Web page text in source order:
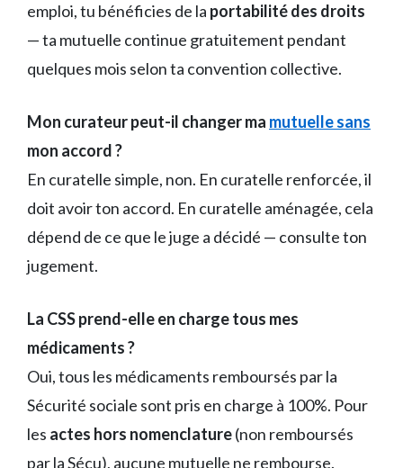
emploi, tu bénéficies de la portabilité des droits
— ta mutuelle continue gratuitement pendant
quelques mois selon ta convention collective.
Mon curateur peut-il changer ma mutuelle sans
mon accord ?
En curatelle simple, non. En curatelle renforcée, il
doit avoir ton accord. En curatelle aménagée, cela
dépend de ce que le juge a décidé — consulte ton
jugement.
La CSS prend-elle en charge tous mes
médicaments ?
Oui, tous les médicaments remboursés par la
Sécurité sociale sont pris en charge à 100%. Pour
les actes hors nomenclature(non remboursés
par la Sécu), aucune mutuelle ne rembourse.